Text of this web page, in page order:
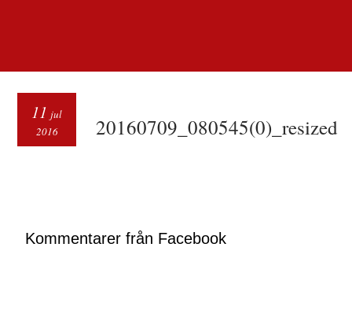
20160709_080545(0)_resized
11 jul
2016
Kommentarer från Facebook